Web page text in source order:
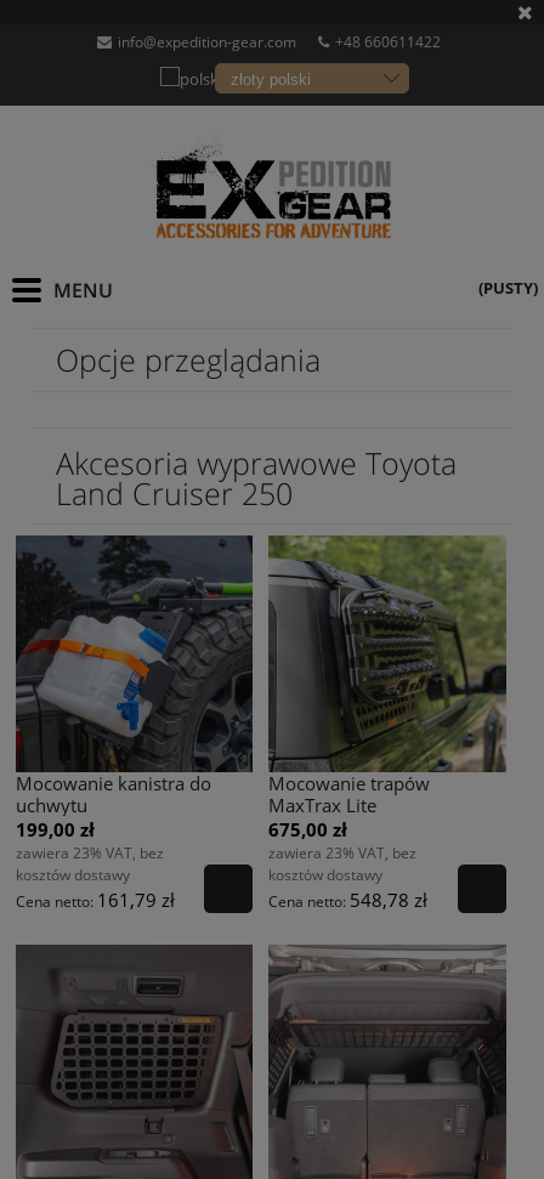
info@expedition-gear.com +48 660611422
(PUSTY)
Opcje przeglądania
Akcesoria wyprawowe Toyota
Land Cruiser 250
Mocowanie kanistra do
uchwytu
199,00 zł
zawiera 23% VAT, bez
kosztów dostawy
Cena netto: 161,79 zł
Mocowanie trapów
MaxTrax Lite
675,00 zł
zawiera 23% VAT, bez
kosztów dostawy
Cena netto: 548,78 zł